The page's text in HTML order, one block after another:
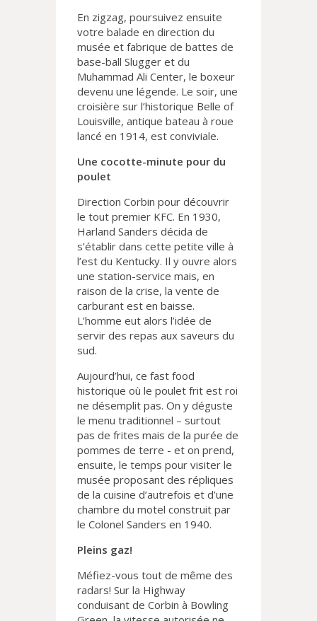
En zigzag, poursuivez ensuite
votre balade en direction du
musée et fabrique de battes de
base-ball Slugger et du
Muhammad Ali Center, le boxeur
devenu une légende. Le soir, une
croisière sur l’historique Belle of
Louisville, antique bateau à roue
lancé en 1914, est conviviale.
Une cocotte-minute pour du
poulet
Direction Corbin pour découvrir
le tout premier KFC. En 1930,
Harland Sanders décida de
s’établir dans cette petite ville à
l’est du Kentucky. Il y ouvre alors
une station-service mais, en
raison de la crise, la vente de
carburant est en baisse.
L’homme eut alors l’idée de
servir des repas aux saveurs du
sud.
Aujourd’hui, ce fast food
historique où le poulet frit est roi
ne désemplit pas. On y déguste
le menu traditionnel – surtout
pas de frites mais de la purée de
pommes de terre - et on prend,
ensuite, le temps pour visiter le
musée proposant des répliques
de la cuisine d’autrefois et d’une
chambre du motel construit par
le Colonel Sanders en 1940.
Pleins gaz!
Méfiez-vous tout de même des
radars! Sur la Highway
conduisant de Corbin à Bowling